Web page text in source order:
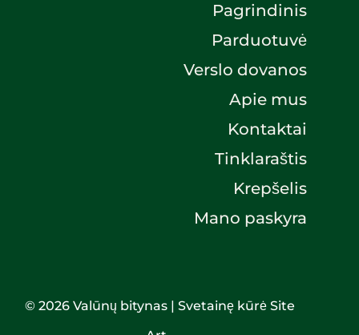
Pagrindinis
Parduotuvė
Verslo dovanos
Apie mus
Kontaktai
Tinklaraštis
Krepšelis
Mano paskyra
© 2026 Valūnų bitynas | Svetainę kūrė Site